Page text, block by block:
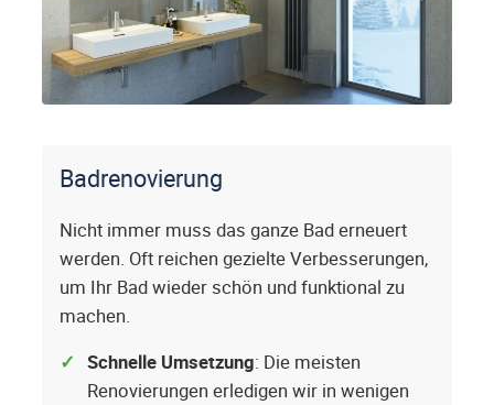
Badrenovierung
Nicht immer muss das ganze Bad erneuert
werden. Oft reichen gezielte Verbesserungen,
um Ihr Bad wieder schön und funktional zu
machen.
Schnelle Umsetzung: Die meisten
Renovierungen erledigen wir in wenigen